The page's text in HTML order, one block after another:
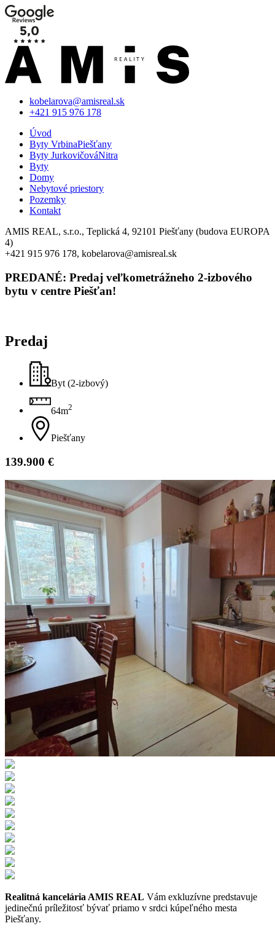
kobelarova@amisreal.sk
+421 915 976 178
Úvod
Byty VrbinaPiešťany
Byty JurkovičováNitra
Byty
Domy
Nebytové priestory
Pozemky
Kontakt
AMIS REAL, s.r.o., Teplická 4, 92101 Piešťany (budova EUROPA
4)
+421 915 976 178, kobelarova@amisreal.sk
PREDANÉ: Predaj veľkometrážneho 2-izbového
bytu v centre Piešťan!
Predaj
Byt (2-izbový)
64m2
Piešťany
139.900 €
Realitná kancelária AMIS REAL Vám exkluzívne predstavuje
jedinečnú príležitosť bývať priamo v srdci kúpeľného mesta
Piešťany.